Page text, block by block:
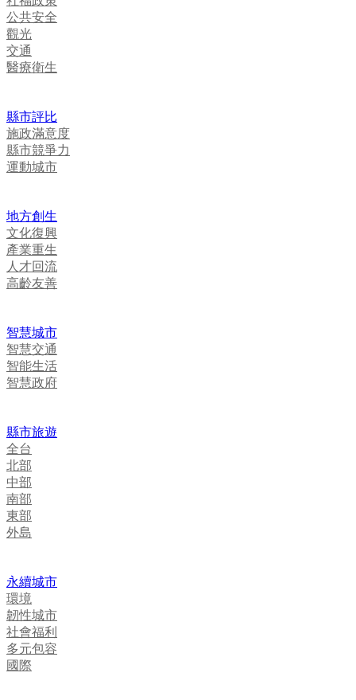
公共安全
觀光
交通
醫療衛生
縣市評比
施政滿意度
縣市競爭力
運動城市
地方創生
文化復興
產業重生
人才回流
高齡友善
智慧城市
智慧交通
智能生活
智慧政府
縣市旅遊
全台
北部
中部
南部
東部
外島
永續城市
環境
韌性城市
社會福利
多元包容
國際